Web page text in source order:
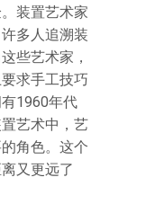
装置艺术家
多人追溯装
些艺术家，
求手工技巧
1960年代
艺术中，艺
角色。这个
又更远了